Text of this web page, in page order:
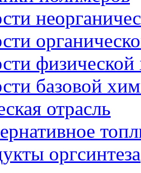
базовой
отрасль
оргсинтеза